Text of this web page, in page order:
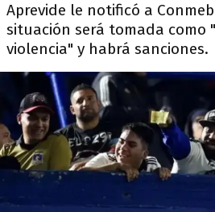
Aprevide le notificó a
situación será tomada como
violencia" y habrá sanciones.